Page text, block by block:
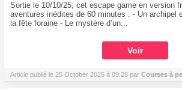
Sortie le 10/10/25, cet escape game en version
aventures inédites de 60 minutes : - Un archipel
la fête foraine - Le mystère d’un...
Voir
Article publié le 25 October 2025 à 09:28 par Courses à